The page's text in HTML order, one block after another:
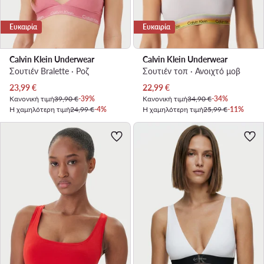
Ευκαιρία
Calvin Klein Underwear
Σουτιέν Bralette · Ροζ
Τρέχουσα τιμή
23,99€
Κανονική τιμή39,90 €-39%
Η χαμηλότερη τιμή24,99 €-4%
Ευκαιρία
Calvin Klein Underwear
Σουτιέν τοπ · Ανοιχτό μοβ
Τρέχουσα τιμή
22,99€
Κανονική τιμή34,90 €-34%
Η χαμηλότερη τιμή25,99 €-11%